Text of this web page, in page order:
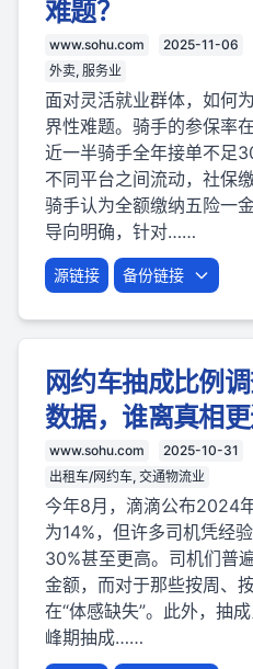
难题？
www.sohu.com 2025-11-06
外卖, 服务业
面对灵活就业群体，如何
界性难题。骑手的参保率
近一半骑手全年接单不足
不同平台之间流动，社保
骑手认为全额缴纳五险一
导向明确，针对……
源链接 备份链接
网约车抽成比例
数据，谁离真相更
www.sohu.com 2025-10-31
出租车/网约车, 交通物流业
今年8月，滴滴公布2024
为14%，但许多司机凭经
30%甚至更高。司机们普
金额，而对于那些按周、
在“体感缺失”。此外，抽
峰期抽成……